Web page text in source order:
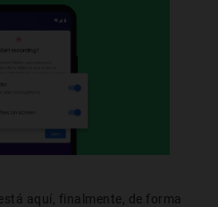
aquí, finalmente, de forma